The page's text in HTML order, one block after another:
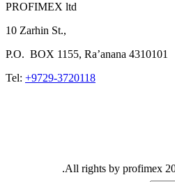
PROFIMEX ltd
10 Zarhin St.,
P.O. BOX 1155, Ra’anana 4310101
Tel: +9729-3720118
.